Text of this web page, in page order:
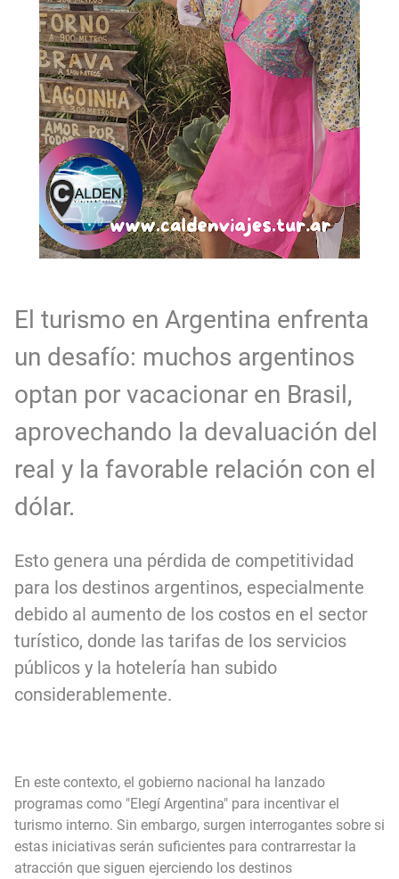
El turismo en Argentina enfrenta
un desafío: muchos argentinos
optan por vacacionar en Brasil,
aprovechando la devaluación del
real y la favorable relación con el
dólar.
Esto genera una pérdida de competitividad
para los destinos argentinos, especialmente
debido al aumento de los costos en el sector
turístico, donde las tarifas de los servicios
públicos y la hotelería han subido
considerablemente.
En este contexto, el gobierno nacional ha lanzado
programas como "Elegí Argentina" para incentivar el
turismo interno. Sin embargo, surgen interrogantes sobre si
estas iniciativas serán suficientes para contrarrestar la
atracción que siguen ejerciendo los destinos